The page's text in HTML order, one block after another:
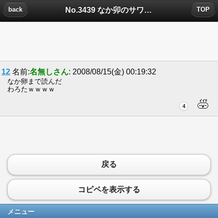
No.3439 なか卯のサワヤカ兄ちゃんについたコメント
back TOP
12 名前:名無しさん: 2008/08/15(金) 00:19:32
なか卵まで読んだ
わろたｗｗｗｗ
4
戻る
コピペを表示する
メニュー